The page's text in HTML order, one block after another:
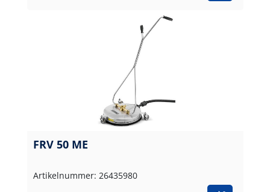
FRV 50 ME
Artikelnummer: 26435980